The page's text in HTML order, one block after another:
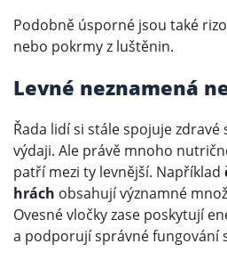
Podobně úsporné jsou také
nebo pokrmy z luštěnin.
Levné neznamená
Řada lidí si stále spojuje
výdaji. Ale právě mnoho
patří mezi ty levnější. Například
hrách obsahují významné
Ovesné vločky zase poskytují
a podporují správné fungování